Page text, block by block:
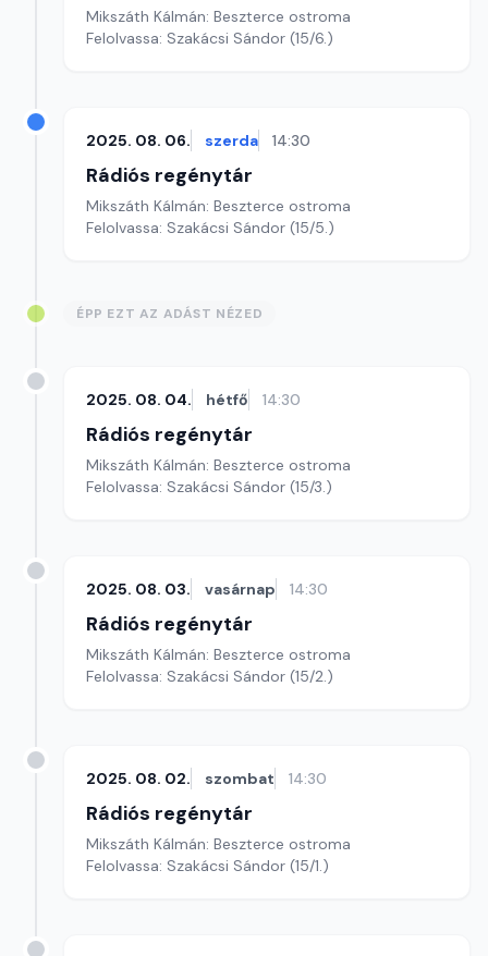
Mikszáth Kálmán: Beszterce ostroma
Felolvassa: Szakácsi Sándor (15/6.)
2025. 08. 06. szerda 14:30
Rádiós regénytár
Mikszáth Kálmán: Beszterce ostroma
Felolvassa: Szakácsi Sándor (15/5.)
ÉPP EZT AZ ADÁST NÉZED
2025. 08. 04. hétfő 14:30
Rádiós regénytár
Mikszáth Kálmán: Beszterce ostroma
Felolvassa: Szakácsi Sándor (15/3.)
2025. 08. 03. vasárnap 14:30
Rádiós regénytár
Mikszáth Kálmán: Beszterce ostroma
Felolvassa: Szakácsi Sándor (15/2.)
2025. 08. 02. szombat 14:30
Rádiós regénytár
Mikszáth Kálmán: Beszterce ostroma
Felolvassa: Szakácsi Sándor (15/1.)